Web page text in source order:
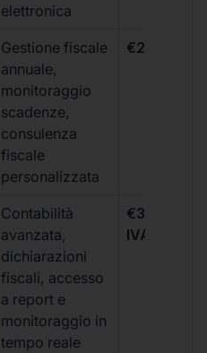
elettronica
Gestione fiscale
annuale,
monitoraggio
scadenze,
consulenza
fiscale
personalizzata
€264 +
Contabilità
avanzata,
dichiarazioni
fiscali, accesso
a report e
monitoraggio in
tempo reale
€333 +
IVA/